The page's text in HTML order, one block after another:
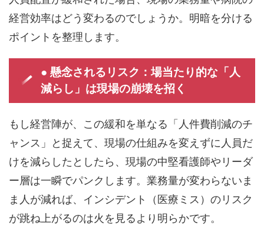
経営効率はどう変わるのでしょうか。明暗を分ける
ポイントを整理します。
● 懸念されるリスク：場当たり的な「人
減らし」は現場の崩壊を招く
もし経営陣が、この緩和を単なる「人件費削減のチ
ャンス」と捉えて、現場の仕組みを変えずに人員だ
けを減らしたとしたら、現場の中堅看護師やリーダ
ー層は一瞬でパンクします。業務量が変わらないま
ま人が減れば、インシデント（医療ミス）のリスク
が跳ね上がるのは火を見るより明らかです。